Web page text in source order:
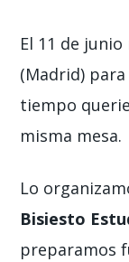
El 11 de
(Madrid)
tiempo
misma mesa.
Lo
Bisiesto
preparamos